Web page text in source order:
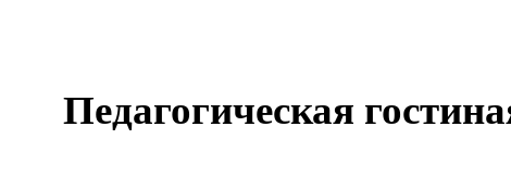
Педагогическая